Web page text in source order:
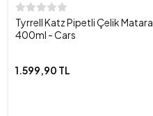
Tyrrell Katz Pipetli Çelik Matara
400ml - Cars
1.599,90 TL